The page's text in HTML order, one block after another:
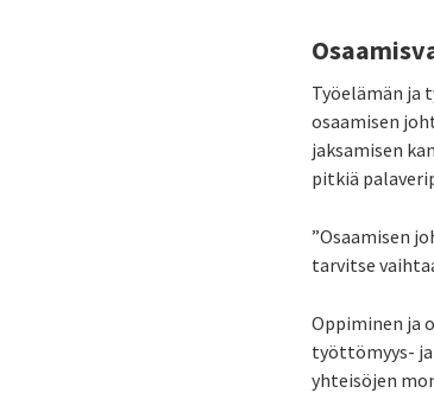
Työelämän ja
osaamisen
jaksamisen
pitkiä
”Osaamisen
tarvitse
Oppiminen ja
työttömyys-
yhteisöjen